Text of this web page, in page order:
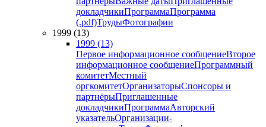
докладчикиПрограммаПрограмма
(.pdf)ТрудыФотографии
1999 (13)
1999 (13)
Первое информационное сообщениеВторое
информационное сообщениеПрограммный
комитетМестный
оргкомитетОрганизаторыСпонсоры и
партнёрыПриглашенные
докладчикиПрограммаАвторский
указательОрганизации-